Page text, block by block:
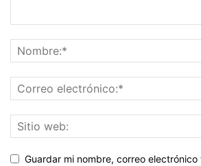
Guardar mi nombre, correo